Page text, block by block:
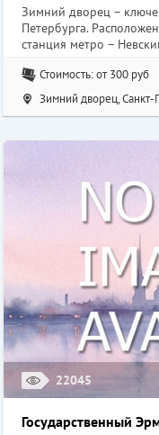
Зимний дворец –
Петербурга.
станция метро –
Стоимость: от 300 руб
Зимний дворец, Санкт-
22045
Государственный